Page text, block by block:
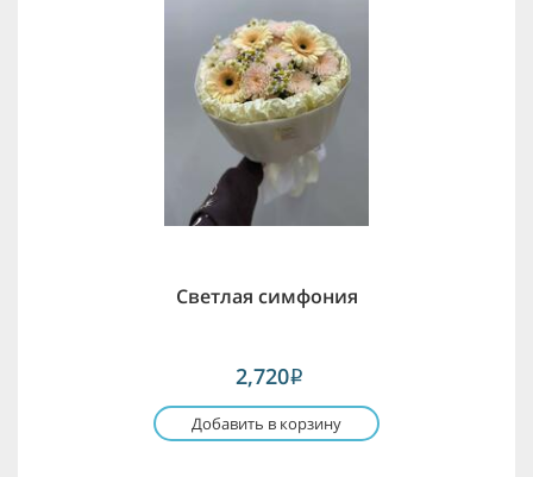
Светлая симфония
2,720i
Добавить в корзину